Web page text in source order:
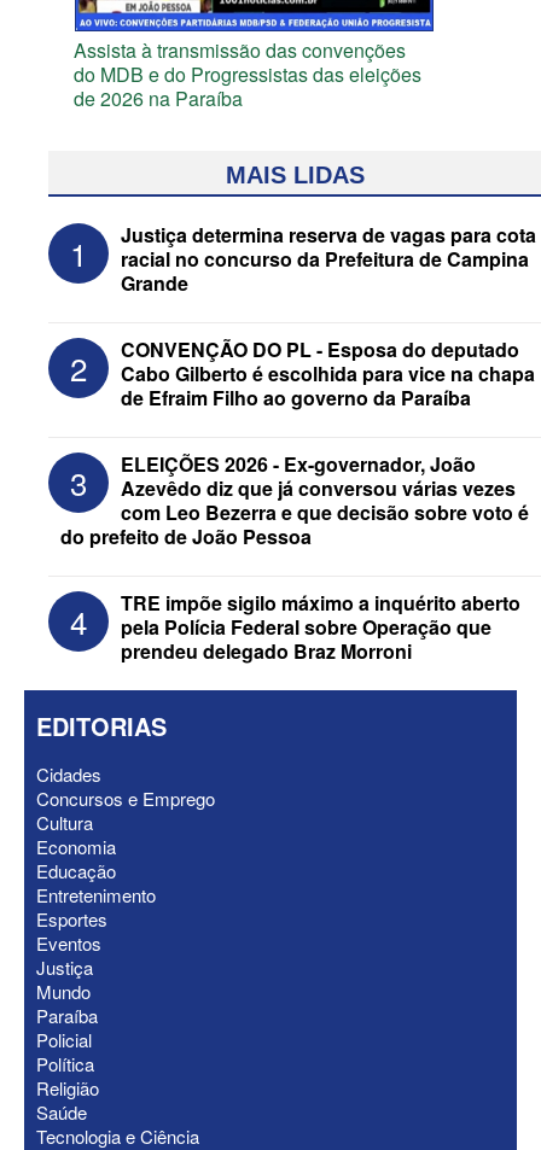
Assista à transmissão das convenções
do MDB e do Progressistas das eleições
de 2026 na Paraíba
Federação Brasil da Esperança decide
nesta terça apoio ao Governo; PT E
PCdoB apostam em Lucas
ELEIÇÕES 2026 - “Muitas surpresas
virão”, diz Lucas Ribeiro sobre escolha
do nome do vice
MAIS LIDAS
1
Justiça determina reserva de vagas para cota
racial no concurso da Prefeitura de Campina
Grande
2
CONVENÇÃO DO PL - Esposa do deputado
Cabo Gilberto é escolhida para vice na chapa
de Efraim Filho ao governo da Paraíba
3
ELEIÇÕES 2026 - Ex-governador, João
Azevêdo diz que já conversou várias vezes
com Leo Bezerra e que decisão sobre voto é
do prefeito de João Pessoa
4
TRE impõe sigilo máximo a inquérito aberto
pela Polícia Federal sobre Operação que
prendeu delegado Braz Morroni
EDITORIAS
Cidades
Concursos e Emprego
Cultura
Economia
Educação
Entretenimento
Esportes
Eventos
Justiça
Mundo
Paraíba
Policial
Política
Religião
Saúde
Tecnologia e Ciência